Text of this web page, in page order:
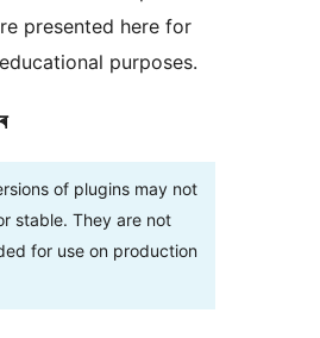
presented here for
purposes.
of plugins may not
stable. They are not
for use on production